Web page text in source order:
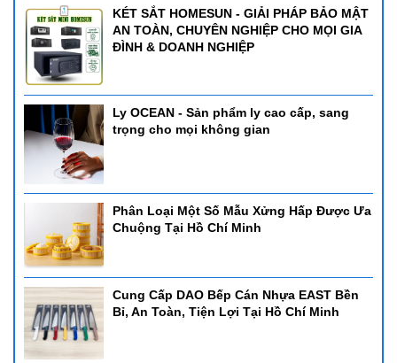
KÉT SẮT HOMESUN - GIẢI PHÁP BẢO MẬT
AN TOÀN, CHUYÊN NGHIỆP CHO MỌI GIA
ĐÌNH & DOANH NGHIỆP
Ly OCEAN - Sản phẩm ly cao cấp, sang
trọng cho mọi không gian
Phân Loại Một Số Mẫu Xửng Hấp Được Ưa
Chuộng Tại Hồ Chí Minh
Cung Cấp DAO Bếp Cán Nhựa EAST Bền
Bỉ, An Toàn, Tiện Lợi Tại Hồ Chí Minh